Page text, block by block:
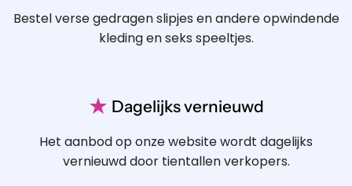
Bestel verse gedragen slipjes en andere opwindende
kleding en seks speeltjes.
★ Dagelijks vernieuwd
Het aanbod op onze website wordt dagelijks
vernieuwd door tientallen verkopers.